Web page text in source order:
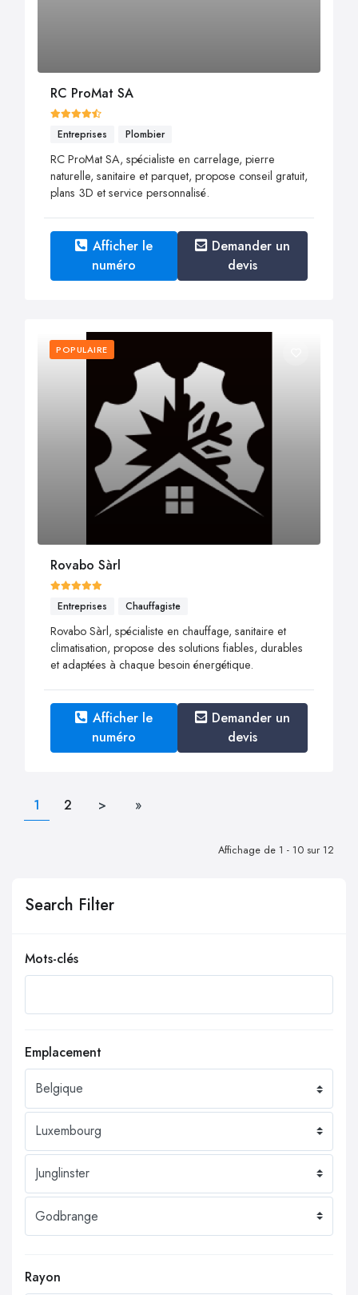
Search Filter
Mots-clés
Emplacement
Rayon
RC ProMat SA
Entreprises Plombier
RC ProMat SA, spécialiste en carrelage, pierre
naturelle, sanitaire et parquet, propose conseil gratuit,
plans 3D et service personnalisé.
Afficher le
numéro
Demander un
devis
POPULAIRE
Rovabo Sàrl
Entreprises Chauffagiste
Rovabo Sàrl, spécialiste en chauffage, sanitaire et
climatisation, propose des solutions fiables, durables
et adaptées à chaque besoin énergétique.
Afficher le
numéro
Demander un
devis
1 2 > »
Affichage de 1 - 10 sur 12